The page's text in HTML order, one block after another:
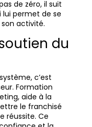
de zéro, il suit
permet de se
activité.
du
c’est
Formation
aide à la
le franchisé
réussite. Ce